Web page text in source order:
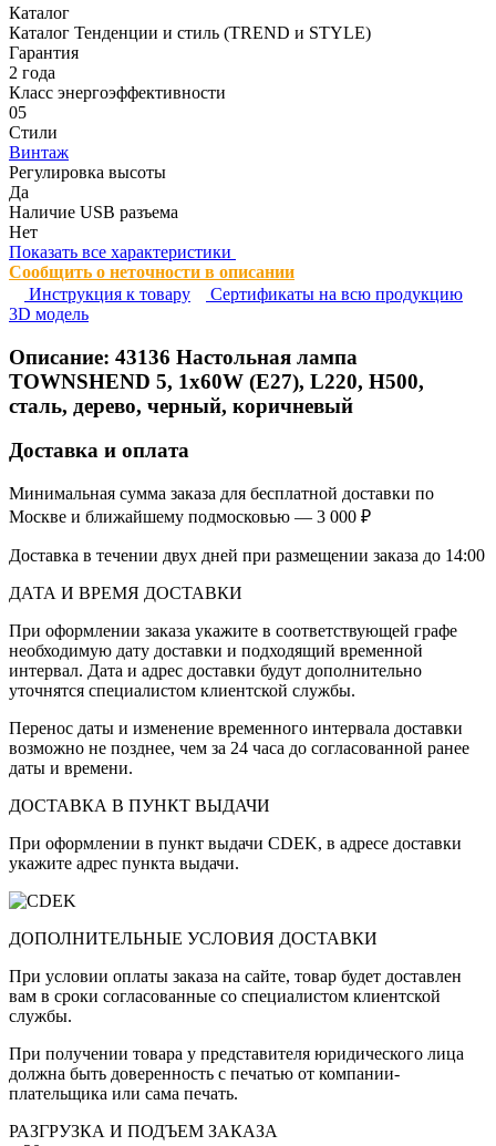
Каталог
Каталог Тенденции и стиль (TREND и STYLE)
Гарантия
2 года
Класс энергоэффективности
05
Стили
Винтаж
Регулировка высоты
Да
Наличие USB разъема
Нет
Показать все характеристики
Сообщить о неточности в описании
Инструкция к товару
Сертификаты на всю продукцию
3D модель
Описание: 43136 Настольная лампа
TOWNSHEND 5, 1х60W (E27), L220, H500,
сталь, дерево, черный, коричневый
Доставка и оплата
Минимальная сумма заказа для бесплатной доставки по
Москве и ближайшему подмосковью — 3 000 ₽
Доставка в течении двух дней при размещении заказа до 14:00
ДАТА И ВРЕМЯ ДОСТАВКИ
При оформлении заказа укажите в соответствующей графе
необходимую дату доставки и подходящий временной
интервал. Дата и адрес доставки будут дополнительно
уточнятся специалистом клиентской службы.
Перенос даты и изменение временного интервала доставки
возможно не позднее, чем за 24 часа до согласованной ранее
даты и времени.
ДОСТАВКА В ПУНКТ ВЫДАЧИ
При оформлении в пункт выдачи CDEK, в адресе доставки
укажите адрес пункта выдачи.
ДОПОЛНИТЕЛЬНЫЕ УСЛОВИЯ ДОСТАВКИ
При условии оплаты заказа на сайте, товар будет доставлен
вам в сроки согласованные со специалистом клиентской
службы.
При получении товара у представителя юридического лица
должна быть доверенность с печатью от компании-
плательщика или сама печать.
РАЗГРУЗКА И ПОДЪЕМ ЗАКАЗА